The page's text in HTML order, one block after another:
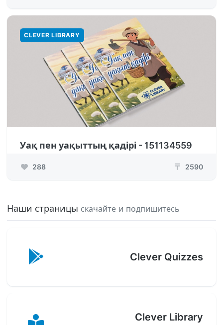
CLEVER LIBRARY
Уақ пен уақыттың қадірі - 151134559
288 ₸ 2590
Наши страницы скачайте и подпишитесь
Clever Quizzes
Clever Library